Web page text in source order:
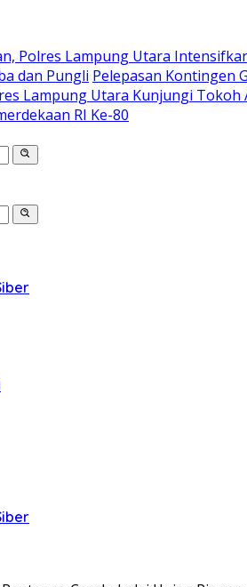
Polres Lampung Utara
dan Pungli Pelepasan Kontingen
Lampung Utara Kunjungi
RI Ke-80